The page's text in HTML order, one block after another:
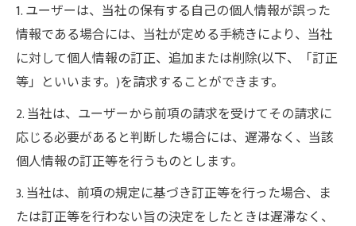
1. ユーザーは、当社の保有する自己の個人情報が誤った
情報である場合には、当社が定める手続きにより、当社
に対して個人情報の訂正、追加または削除(以下、「訂正
等」といいます。)を請求することができます。
2. 当社は、ユーザーから前項の請求を受けてその請求に
応じる必要があると判断した場合には、遅滞なく、当該
個人情報の訂正等を行うものとします。
3. 当社は、前項の規定に基づき訂正等を行った場合、ま
たは訂正等を行わない旨の決定をしたときは遅滞なく、